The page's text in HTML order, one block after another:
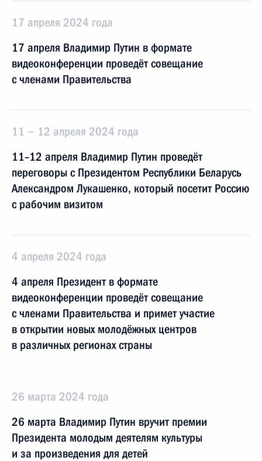
17 апреля 2024 года
17 апреля Владимир Путин в формате
видеоконференции проведёт совещание
с членами Правительства
11 − 12 апреля 2024 года
11–12 апреля Владимир Путин проведёт
переговоры с Президентом Республики Беларусь
Александром Лукашенко, который посетит Россию
с рабочим визитом
4 апреля 2024 года
4 апреля Президент в формате
видеоконференции проведёт совещание
с членами Правительства и примет участие
в открытии новых молодёжных центров
в различных регионах страны
26 марта 2024 года
26 марта Владимир Путин вручит премии
Президента молодым деятелям культуры
и за произведения для детей